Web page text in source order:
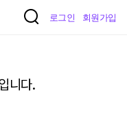
로그인 회원가입
니다.